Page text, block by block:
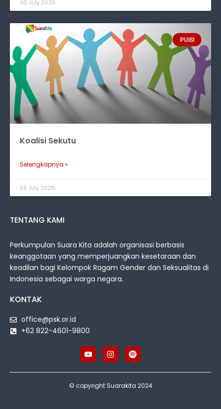
30 July 2026
PUISI
Koalisi Sekutu
Selengkapnya »
29 July 2026
TENTANG KAMI
Perkumpulan Suara Kita adalah organisasi berbasis
keanggotaan yang memperjuangkan kesetaraan dan
keadilan bagi Kelompok Ragam Gender dan Seksualitas di
Indonesia sebagai warga negara.
KONTAK
office@psk.or.id
+62 822-4601-9800
© copyright Suarakita 2024